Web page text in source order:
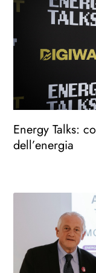
Energy Talks:
dell’energia